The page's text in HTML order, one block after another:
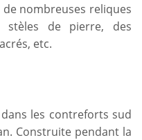
nombreuses reliques
stèles de pierre, des
etc.
les contreforts sud
Construite pendant la